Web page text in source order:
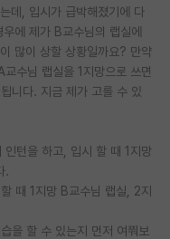
데, 입시가 급박해졌기에 다
에 제가 B교수님의 랩실에
많이 상할 상황일까요? 만약
수님 랩실을 1지망으로 쓰면
니다. 지금 제가 고를 수 있
인턴을 하고, 입시 할 때 1지망
.
때 1지망 B교수님 랩실, 2지
을 할 수 있는지 먼저 여쭤보